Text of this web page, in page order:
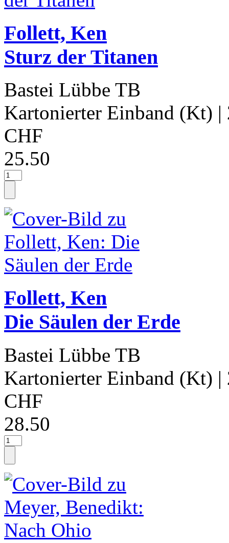
Follett, Ken
Sturz der Titanen
Bastei Lübbe TB
Kartonierter Einband (Kt) |
CHF
25.50
Follett, Ken
Die Säulen der Erde
Bastei Lübbe TB
Kartonierter Einband (Kt) |
CHF
28.50